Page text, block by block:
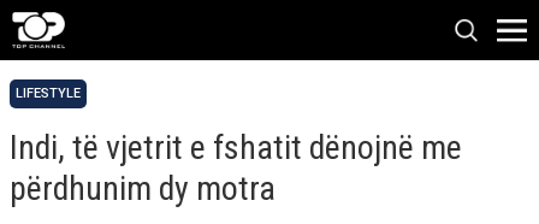
LIFESTYLE
Indi, të vjetrit e fshatit dënojnë me
përdhunim dy motra